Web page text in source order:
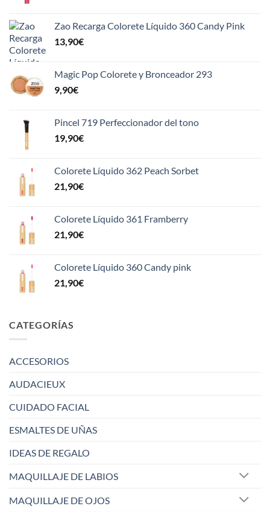
Zao Recarga Colorete Líquido 360 Candy Pink
13,90€
Magic Pop Colorete y Bronceador 293
9,90€
Pincel 719 Perfeccionador del tono
19,90€
Colorete Líquido 362 Peach Sorbet
21,90€
Colorete Líquido 361 Framberry
21,90€
Colorete Líquido 360 Candy pink
21,90€
CATEGORÍAS
ACCESORIOS
AUDACIEUX
CUIDADO FACIAL
ESMALTES DE UÑAS
IDEAS DE REGALO
MAQUILLAJE DE LABIOS
MAQUILLAJE DE OJOS